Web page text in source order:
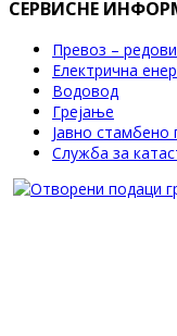
СЕРВИСНЕ
Превоз –
Електрична
Водовод
Грејање
Јавно стамбено
Служба за